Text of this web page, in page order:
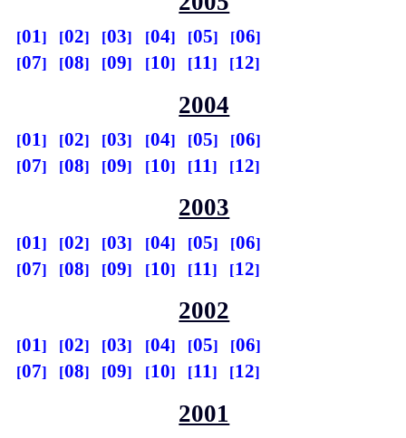
01 02 03 04 05
06
07
08 09 10 11 12
2004
01 02 03 04 05
06
07
08 09 10 11 12
2003
01 02 03 04 05
06
07
08 09 10 11 12
2002
01 02 03 04 05
06
07
08 09 10 11 12
2001